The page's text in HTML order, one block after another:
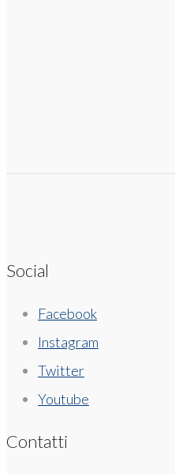
Social
Facebook
Instagram
Twitter
Youtube
Contatti